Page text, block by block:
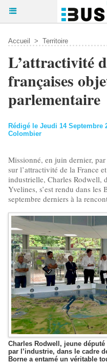
Accueil > Territoire
​L’attractivité
françaises
parlementaire
Rédigé le Jeudi 14 Septembre
Colombier
Missionné, en juin dernier,
sur l’attractivité de la France
industrielle, Charles Rodwell,
Yvelines, s’est rendu dans
septembre derniers à la
Charles Rodwell, jeune
par l’industrie, dans le cadre
Borne a entamé un véritable